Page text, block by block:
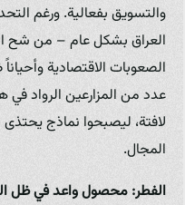
والتسويق بفعالية. ورغم
العراق بشكل عام – من شح
الصعوبات الاقتصادية
عدد من المزارعين الرواد
لافتة، ليصبحوا نماذج
المجال.
الفطر: محصول واعد في ظل